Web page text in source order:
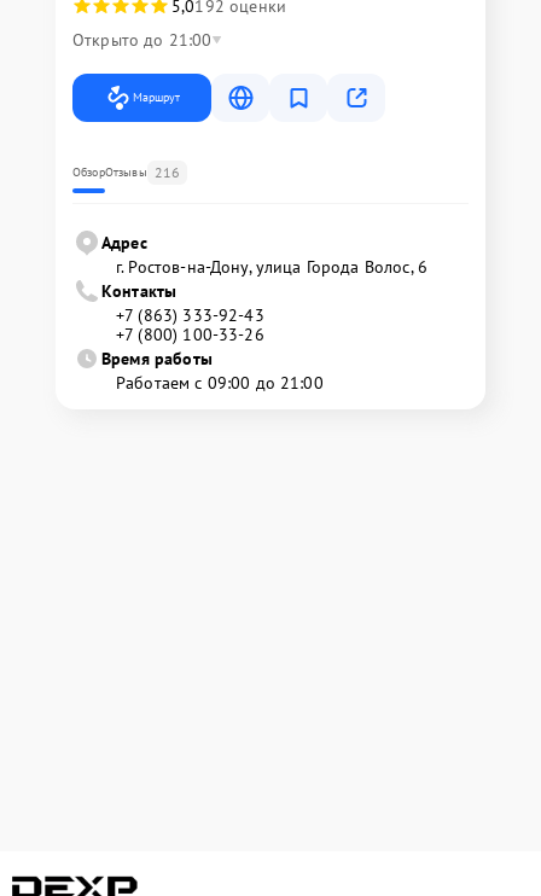
5,0192 оценки
Открыто до 21:00
Маршрут
ОбзорОтзывы 216
Адрес
г. Ростов-на-Дону, улица Города Волос, 6
Контакты
+7 (863) 333-92-43
+7 (800) 100-33-26
Время работы
Работаем с 09:00 до 21:00